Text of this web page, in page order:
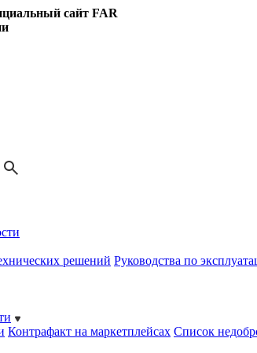
сайт FAR
решений Руководства по
Контрафакт на маркетплейсах Cписок